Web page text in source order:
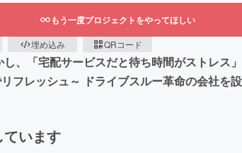
もう一度プロジェクトをやってほしい
埋め込み QRコード
、「宅配サービスだと待ち時間がストレス
フレッシュ～ ドライブスルー革命の会社を
います